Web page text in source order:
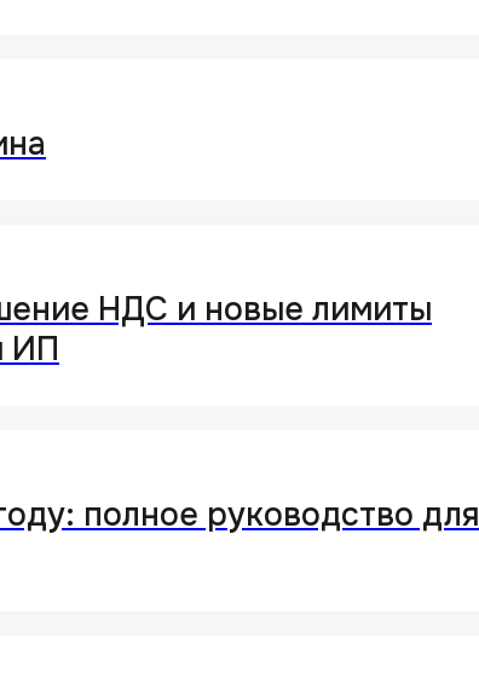
НДС и новые лимиты
ИП
полное руководство для